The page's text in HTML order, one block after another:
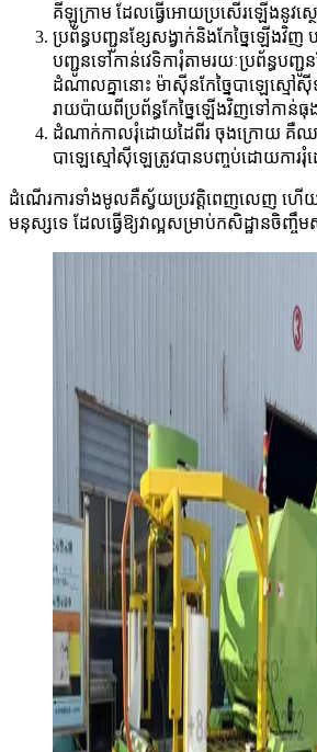
គីឡូក្រាម ដែលធ្វើអោយប្រសើរឡើងនូវស្ថេ
ប្រព័ន្ធបញ្ជូនខ្សែសង្វាក់និងកែច្នៃឡើងវិញ
បញ្ជូនទៅកាន់វេទិការុំតាមរយៈប្រព័ន្ធបញ្ជូ
ដំណាលគ្នានោះ ម៉ាស៊ីនកែច្នៃបាឡេស្មៅ
រាយប៉ាយពីប្រព័ន្ធកែច្នៃឡើងវិញទៅកាន់
ដំណាក់កាលរុំដោយដៃពីរ ចុងក្រោយ គឺ
បាឡេស្មៅស៊ីឡេត្រូវបានបញ្ចប់ដោយការរុំដ
ដំណើរការទាំងមូលគឺស្វ័យប្រវត្តិពេញលេញ ហើយមិ
មនុស្សទេ ដែលធ្វើឱ្យវាល្អសម្រាប់កសិដ្ឋានចិញ្ចឹ